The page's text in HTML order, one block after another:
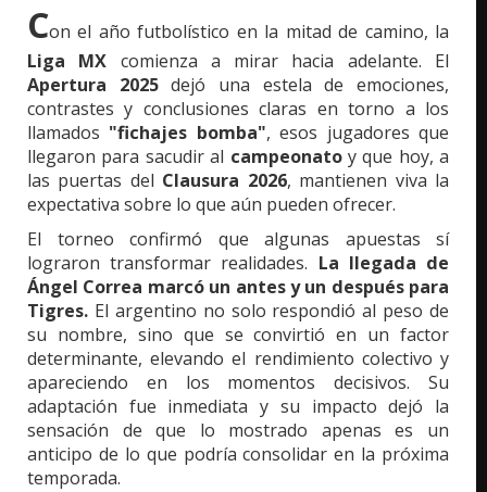
Con el año futbolístico en la mitad de camino, la
Liga MX comienza a mirar hacia adelante. El
Apertura 2025dejó una estela de emociones,
contrastes y conclusiones claras en torno a los
llamados "fichajes bomba", esos jugadores que
llegaron para sacudir al campeonatoy que hoy, a
las puertas del Clausura 2026, mantienen viva la
expectativa sobre lo que aún pueden ofrecer.
El torneo confirmó que algunas apuestas sí
lograron transformar realidades. La llegada de
Ángel Correa marcó un antes y un después para
Tigres. El argentino no solo respondió al peso de
su nombre, sino que se convirtió en un factor
determinante, elevando el rendimiento colectivo y
apareciendo en los momentos decisivos. Su
adaptación fue inmediata y su impacto dejó la
sensación de que lo mostrado apenas es un
anticipo de lo que podría consolidar en la próxima
temporada.